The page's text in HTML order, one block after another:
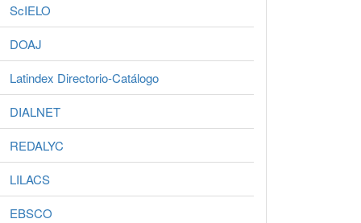
ScIELO
DOAJ
Latindex Directorio-Catálogo
DIALNET
REDALYC
LILACS
EBSCO